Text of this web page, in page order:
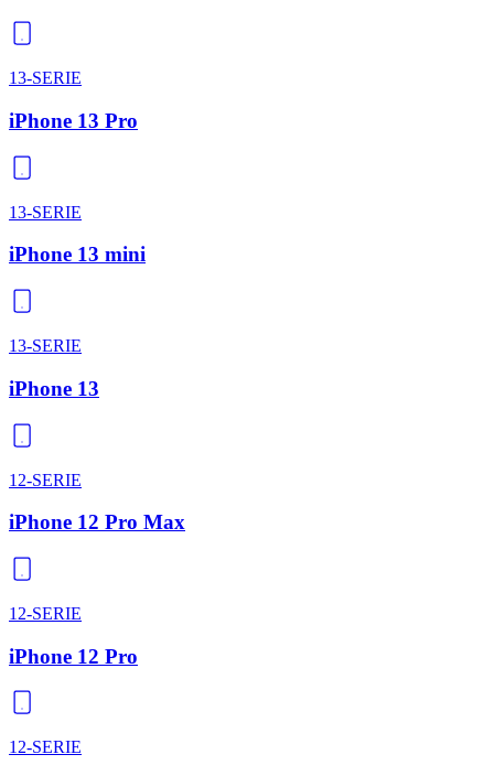
13-SERIE
iPhone 13 Pro
13-SERIE
iPhone 13 mini
13-SERIE
iPhone 13
12-SERIE
iPhone 12 Pro Max
12-SERIE
iPhone 12 Pro
12-SERIE